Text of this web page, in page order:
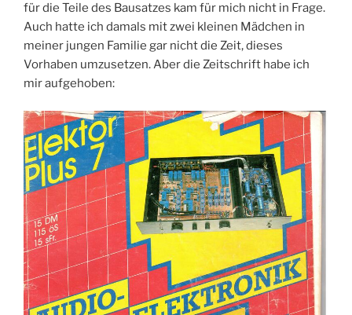
für die Teile des Bausatzes kam für mich nicht in Frage.
Auch hatte ich damals mit zwei kleinen Mädchen in
meiner jungen Familie gar nicht die Zeit, dieses
Vorhaben umzusetzen. Aber die Zeitschrift habe ich
mir aufgehoben: